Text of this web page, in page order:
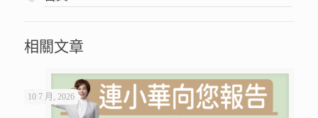
相關文章
10 7 月, 2026